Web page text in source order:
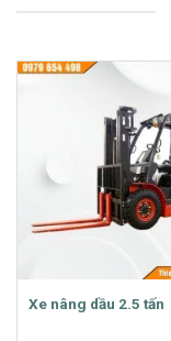
Xe nâng dầu 2.5 tấn